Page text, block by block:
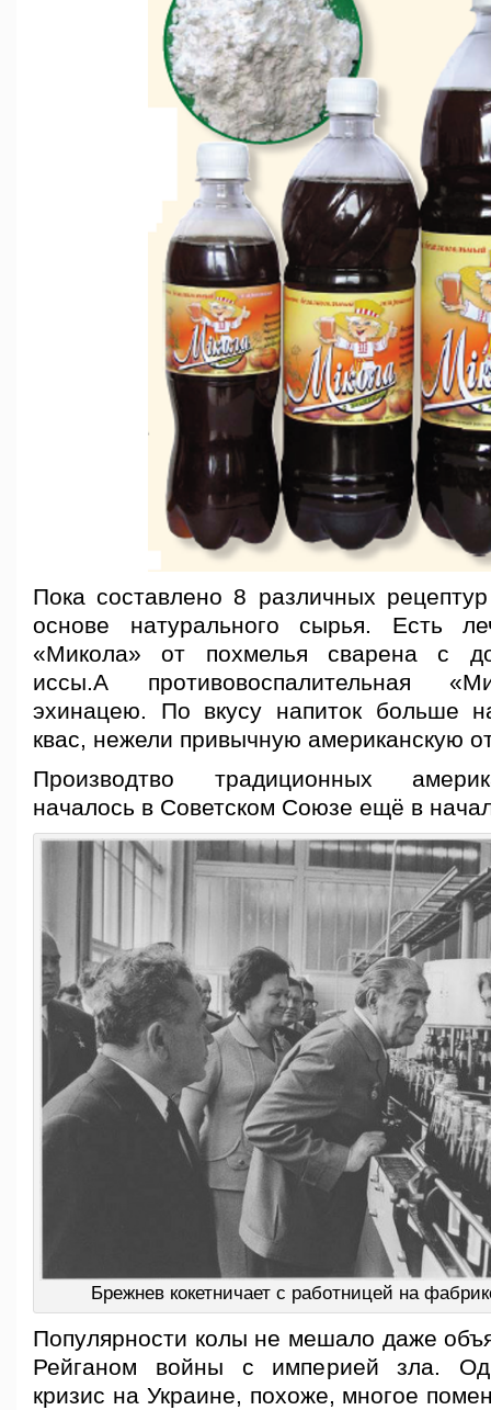
Пока составлено 8 различных
основе натурального сырья. Есть
«Микола» от похмелья сварена с
иссы.А противовоспалительная
эхинацею. По вкусу напиток больше
квас, нежели привычную американскую
Производтво традиционных
началось в Советском Союзе ещё в
Брежнев кокетничает с работницей на
Популярности колы не мешало даже
Рейганом войны с империей зла.
кризис на Украине, похоже, многое